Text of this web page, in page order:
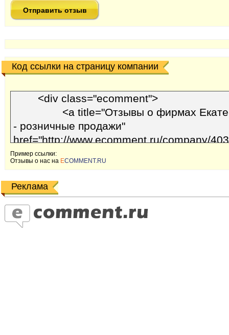
Код ссылки на страницу компании
Пример ссылки:
Отзывы o наc на ECOMMENT.RU
Реклама